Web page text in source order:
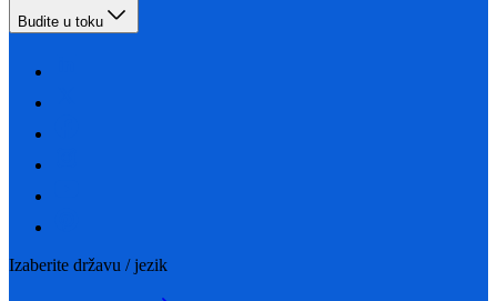
Budite u toku
Izaberite državu / jezik